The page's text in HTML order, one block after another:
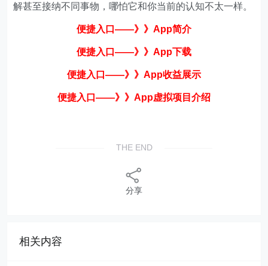
解甚至接纳不同事物，哪怕它和你当前的认知不太一样。
便捷入口——》》App简介
便捷入口——》》App下载
便捷入口——》》App收益展示
便捷入口——》》App虚拟项目介绍
THE END
分享
相关内容